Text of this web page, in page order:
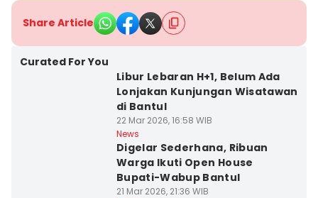
Share Article
Curated For You
Libur Lebaran H+1, Belum Ada
Lonjakan Kunjungan Wisatawan
di Bantul
22 Mar 2026, 16:58 WIB
News
Digelar Sederhana, Ribuan
Warga Ikuti Open House
Bupati-Wabup Bantul
21 Mar 2026, 21:36 WIB